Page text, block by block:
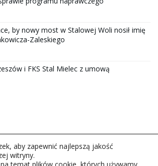
by nowy most w Stalowej Woli nosił imię
Zaleskiego
i FKS Stal Mielec z umową
aby zapewnić najlepszą jakość
witryny.